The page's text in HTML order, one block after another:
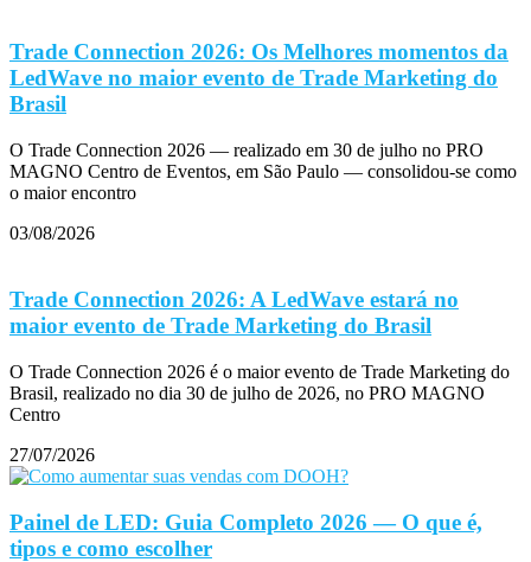
Trade Connection 2026: Os Melhores momentos da
LedWave no maior evento de Trade Marketing do
Brasil
O Trade Connection 2026 — realizado em 30 de julho no PRO
MAGNO Centro de Eventos, em São Paulo — consolidou-se como
o maior encontro
03/08/2026
Trade Connection 2026: A LedWave estará no
maior evento de Trade Marketing do Brasil
O Trade Connection 2026 é o maior evento de Trade Marketing do
Brasil, realizado no dia 30 de julho de 2026, no PRO MAGNO
Centro
27/07/2026
Painel de LED: Guia Completo 2026 — O que é,
tipos e como escolher